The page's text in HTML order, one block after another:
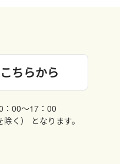
ちらから
：00〜17：00
く） となります。